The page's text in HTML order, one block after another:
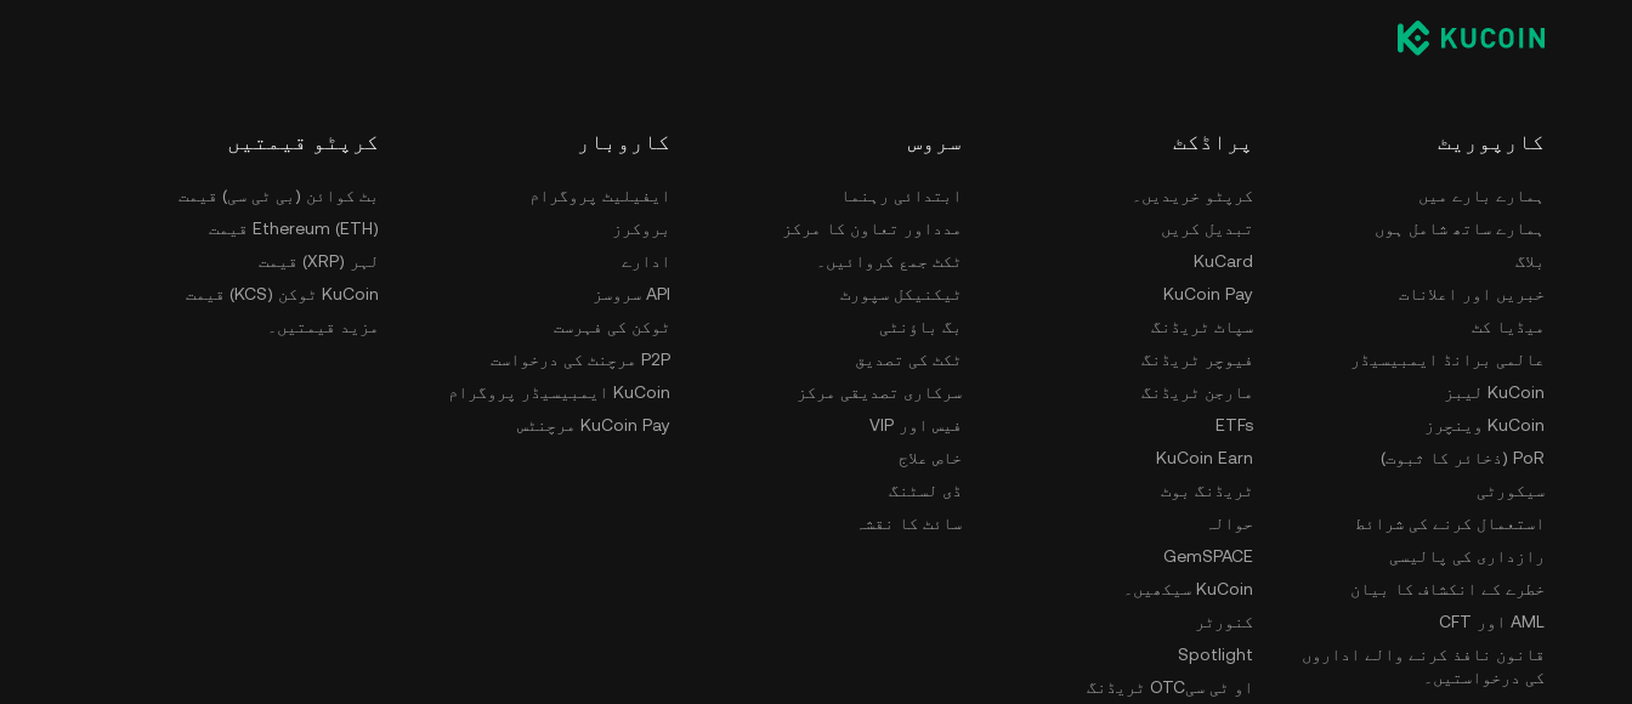
کارپوریٹ
ہمارے بارے میں
ہمارے ساتھ شامل ہوں
بلاگ
خبریں اور اعلانات
میڈیا کٹ
عالمی برانڈ ایمبیسیڈر
KuCoin لیبز
KuCoin وینچرز
PoR (ذخائر کا ثبوت)
سیکورٹی
استعمال کرنے کی شرائط
رازداری کی پالیسی
خطرے کے انکشاف کا بیان
AML اور CFT
قانون نافذ کرنے والے اداروں
کی درخواستیں۔
پراڈکٹ
کرپٹو خریدیں۔
تبدیل کریں
KuCard
KuCoin Pay
سپاٹ ٹریڈنگ
فیوچر ٹریڈنگ
مارجن ٹریڈنگ
ETFs
KuCoin Earn
ٹریڈنگ بوٹ
حوالہ
GemSPACE
KuCoin سیکھیں۔
کنورٹر
Spotlight
او ٹی سیOTC ٹریڈنگ
سروس
ابتدائی رہنما
مدداور تعاون کا مرکز
ٹکٹ جمع کروائیں۔
ٹیکنیکل سپورٹ
بگ باؤنٹی
ٹکٹ کی تصدیق
سرکاری تصدیقی مرکز
فیس اور VIP
خاص علاج
ڈی لسٹنگ
سائٹ کا نقشہ
کاروبار
ایفیلیٹ پروگرام
بروکرز
ادارے
API سروسز
ٹوکن کی فہرست
P2P مرچنٹ کی درخواست
KuCoin ایمبیسیڈر پروگرام
KuCoin Pay مرچنٹس
کرپٹو قیمتیں
بٹ کوائن (بی ٹی سی) قیمت
Ethereum (ETH) قیمت
لہر (XRP) قیمت
KuCoin ٹوکن (KCS) قیمت
مزید قیمتیں۔